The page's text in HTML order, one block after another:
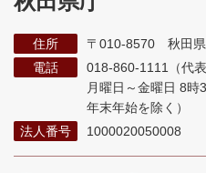
住所
〒010-8570 秋田県
電話
018-860-1111（代表
月曜日～金曜日 8
年末年始を除く）
法人番号
1000020050008